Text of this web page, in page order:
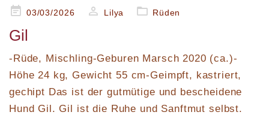
Posted03/03/2026 Lilya Rüden
Gil
-Rüde, Mischling-Geburen Marsch 2020 (ca.)-
Höhe 24 kg, Gewicht 55 cm-Geimpft, kastriert,
gechipt Das ist der gutmütige und bescheidene
Hund Gil. Gil ist die Ruhe und Sanftmut selbst.